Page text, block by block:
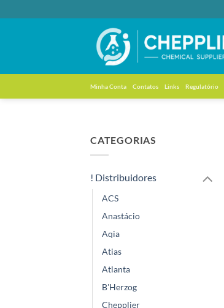
to
Minha Conta Contatos Links Regulatório
CATEGORIAS
! Distribuidores
ACS
Anastácio
Aqia
Atias
Atlanta
B'Herzog
Chepplier